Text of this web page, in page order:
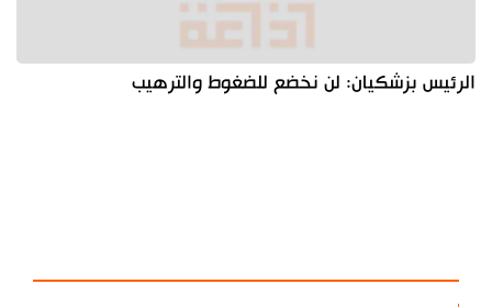
الرئيس بزشكيان: لن نخضع للضغوط والترهيب